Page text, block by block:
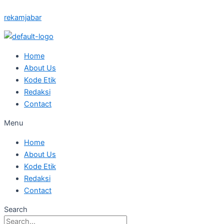
to
content
rekamjabar
Home
About Us
Kode Etik
Redaksi
Contact
Menu
Home
About Us
Kode Etik
Redaksi
Contact
Search